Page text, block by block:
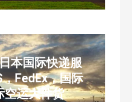
本国际快递服
FedEx，国际
空运大件货